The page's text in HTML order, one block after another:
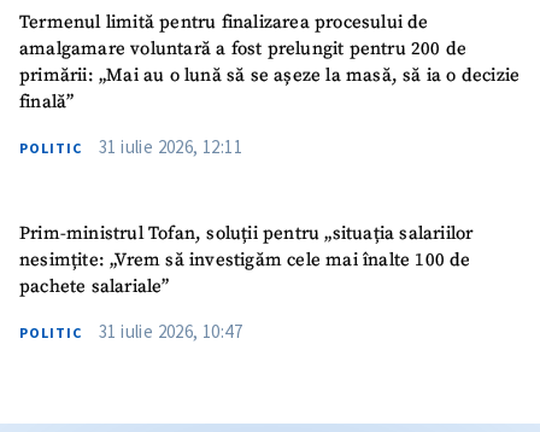
Termenul limită pentru finalizarea procesului de
amalgamare voluntară a fost prelungit pentru 200 de
primării: „Mai au o lună să se așeze la masă, să ia o decizie
finală”
POLITIC 31 iulie 2026, 12:11
Prim-ministrul Tofan, soluții pentru „situația salariilor
nesimțite: „Vrem să investigăm cele mai înalte 100 de
pachete salariale”
POLITIC 31 iulie 2026, 10:47